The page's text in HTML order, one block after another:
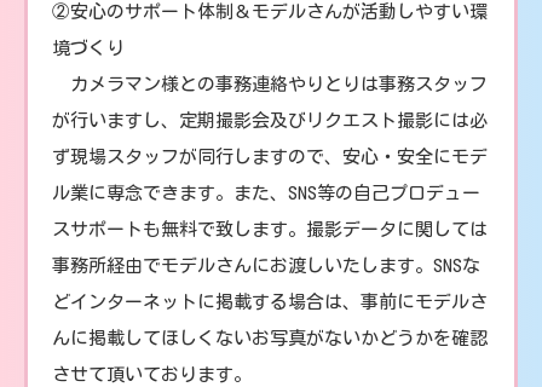
②安心のサポート体制＆モデルさんが活動しやすい環
境づくり
カメラマン様との事務連絡やりとりは事務スタッフ
が行いますし、定期撮影会及びリクエスト撮影には必
ず現場スタッフが同行しますので、安心・安全にモデ
ル業に専念できます。また、SNS等の自己プロデュー
スサポートも無料で致します。撮影データに関しては
事務所経由でモデルさんにお渡しいたします。SNSな
どインターネットに掲載する場合は、事前にモデルさ
んに掲載してほしくないお写真がないかどうかを確認
させて頂いております。